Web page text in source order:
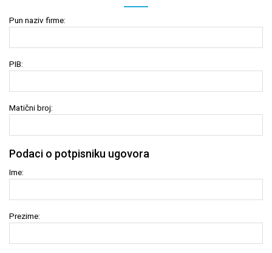
Pun naziv firme:
PIB:
Matični broj:
Podaci o potpisniku ugovora
Ime:
Prezime: